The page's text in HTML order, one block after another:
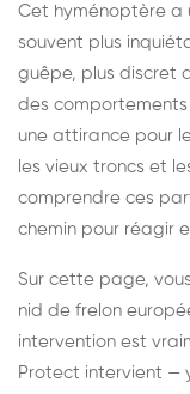
Cet hyménoptère a
souvent plus
guêpe, plus discret
des comportements
une attirance pour
les vieux troncs et
comprendre ces
chemin pour réagir
Sur cette page,
nid de frelon
intervention est
Protect intervient —